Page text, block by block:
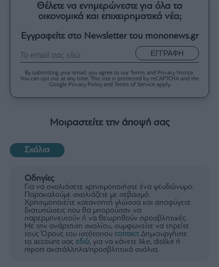
Θέλετε να ενημερώνεστε για όλα τα
οικονομικά και επιχειρηματικά νέα;
Εγγραφείτε στο Newsletter του mononews.gr
ΕΓΓΡΑΦΗ
By submitting your email, you agree to our Terms and Privacy Notice.
You can opt out at any time. This site is protected by reCAPTCHA and the
Google Privacy Policy and Terms of Service apply.
Μοιραστείτε την άποψή σας
Σχόλια
Οδηγίες
Για να σχολιάσετε χρησιμοποιήστε ένα ψευδώνυμο.
Παρακαλούμε σχολιάζετε με σεβασμό.
Χρησιμοποιείτε κατανοητή γλώσσα και αποφύγετε
διατυπώσεις που θα μπορούσαν να
παρερμηνευτούν ή να θεωρηθούν προσβλητικές.
Με την ανάρτηση σχολίου, συμφωνείτε να τηρείτε
τους Όρους του ιστότοπου contactΔημιουργήστε
το account σας εδώ, για να κάνετε like, dislike ή
report ακατάλληλα/προσβλητικά σχόλια.